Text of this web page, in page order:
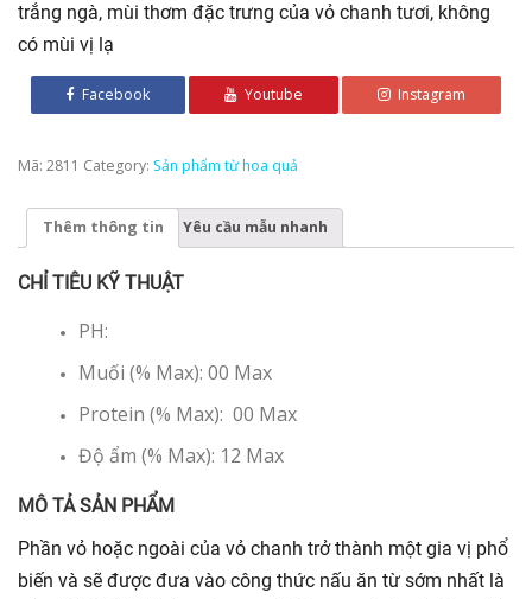
trắng ngà, mùi thơm đặc trưng của vỏ chanh tươi, không
có mùi vị lạ
Facebook Youtube Instagram
Mã: 2811 Category: Sản phẩm từ hoa quả
Thêm thông tin Yêu cầu mẫu nhanh
CHỈ TIÊU KỸ THUẬT
PH:
Muối (% Max): 00 Max
Protein (% Max): 00 Max
Độ ẩm (% Max): 12 Max
MÔ TẢ SẢN PHẨM
Phần vỏ hoặc ngoài của vỏ chanh trở thành một gia vị phổ
biến và sẽ được đưa vào công thức nấu ăn từ sớm nhất là